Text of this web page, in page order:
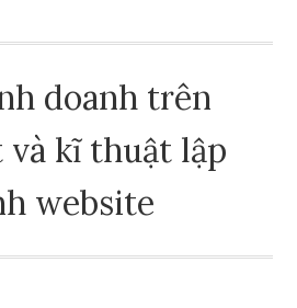
doanh trên
kĩ thuật lập
website